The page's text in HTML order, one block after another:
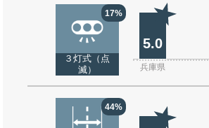
17%
３灯式（点
滅）
5.0
兵庫県
44%